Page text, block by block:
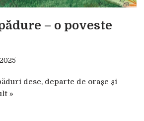
– o poveste
dese, departe de orașe și
»